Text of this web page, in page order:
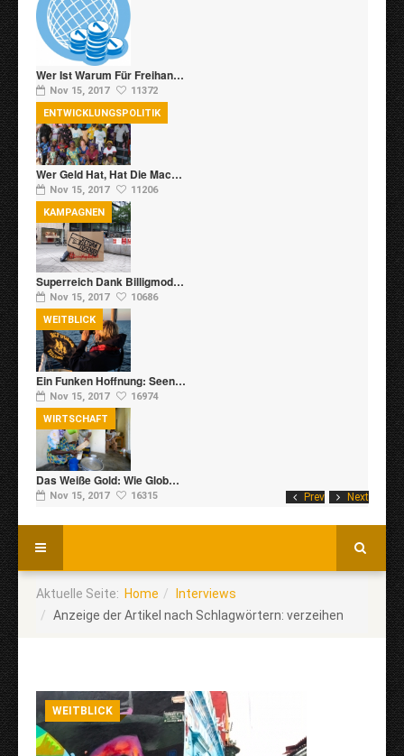
Prev Next
Wer Ist Warum Für Freihan…
Nov 15, 2017 11372
Wer Geld Hat, Hat Die Mac…
Nov 15, 2017 11206
ENTWICKLUNGSPOLITIK
Superreich Dank Billigmod…
Nov 15, 2017 10686
KAMPAGNEN
Ein Funken Hoffnung: Seen…
Nov 15, 2017 16974
WEITBLICK
Das Weiße Gold: Wie Glob…
Nov 15, 2017 16315
WIRTSCHAFT
Aktuelle Seite: Home
Interviews
Anzeige der Artikel nach Schlagwörtern: verzeihen
WEITBLICK